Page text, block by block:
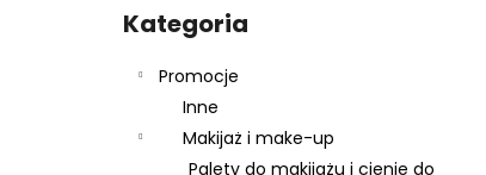
kategorie
Kategoria
Promocje
Inne
Makijaż i make-up
Palety do makijażu i cienie do